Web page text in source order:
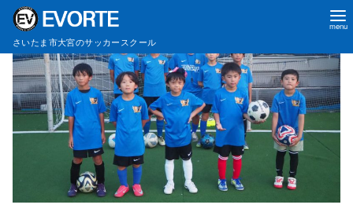
ンさいたま市大宮のサッカースクール